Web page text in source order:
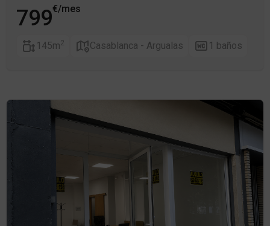
799€/mes
145m2 Casablanca - Argualas 1 baños